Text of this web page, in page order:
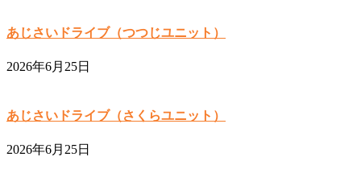
あじさいドライブ（つつじユニット）
2026年6月25日
あじさいドライブ（さくらユニット）
2026年6月25日